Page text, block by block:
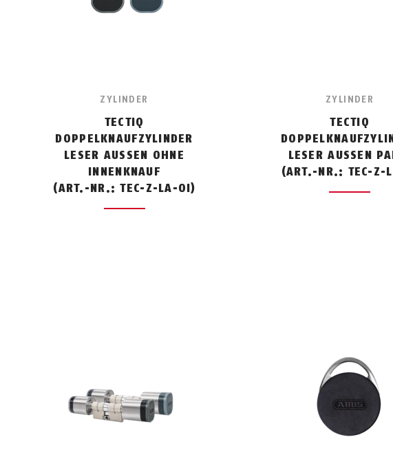
ZYLINDER
TECTIQ
DOPPELKNAUFZYLINDER
LESER AUSSEN OHNE I
NNENKNAUF
(ART.-NR.: TEC-Z-LA-OI)
ZYLINDER
TECTIQ
LESER AUSSEN
(ART.-NR.: TEC-Z-